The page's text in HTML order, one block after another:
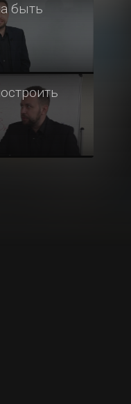
быть